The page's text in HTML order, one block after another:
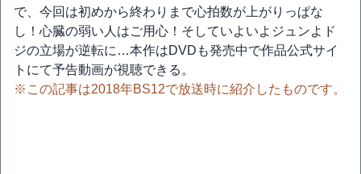
で、今回は初めから終わりまで心拍数が上がりっぱな
し！心臓の弱い人はご用心！そしていよいよジュンよド
ジの立場が逆転に…本作はDVDも発売中で作品公式サイ
トにて予告動画が視聴できる。
※この記事は2018年BS12で放送時に紹介したものです。